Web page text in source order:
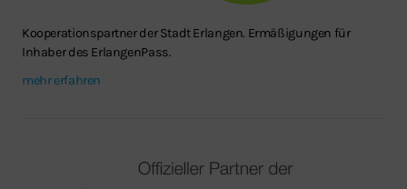
Kooperationspartner der Stadt Erlangen. Ermäßigungen für
Inhaber des ErlangenPass.
mehr erfahren